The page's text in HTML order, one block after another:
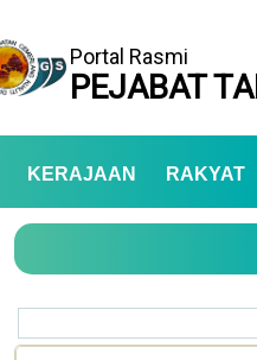
Portal Rasmi
PEJABAT
KERAJAAN RAKYAT